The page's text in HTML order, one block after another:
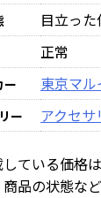
目立っ
正常
ー 東京マル
ー アクセサ
ている価格
品の状態な